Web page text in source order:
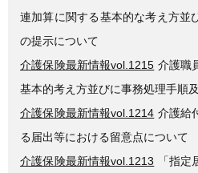
連加算に関する基本的な考え方並
の提示について
介護保険最新情報vol.1215 介護職
基本的考え方並びに事務処理手順
介護保険最新情報vol.1214 介護給
る届出等における留意点について
介護保険最新情報vol.1213 「指定